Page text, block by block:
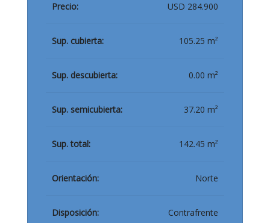
Precio: USD 284.900
Sup. cubierta: 105.25 m²
Sup. descubierta: 0.00 m²
Sup. semicubierta: 37.20 m²
Sup. total: 142.45 m²
Orientación: Norte
Disposición: Contrafrente